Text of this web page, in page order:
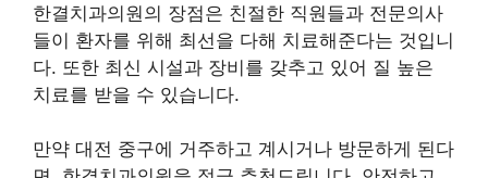
한결치과의원의 장점은 친절한 직원들과 전문의사
들이 환자를 위해 최선을 다해 치료해준다는 것입니
다. 또한 최신 시설과 장비를 갖추고 있어 질 높은
치료를 받을 수 있습니다.
만약 대전 중구에 거주하고 계시거나 방문하게 된다